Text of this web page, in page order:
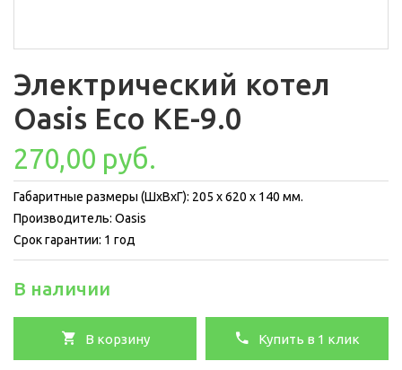
Электрический котел
Oasis Eco KE-9.0
270,00 руб.
Габаритные размеры (ШхВхГ): 205 x 620 x 140 мм.
Производитель: Oasis
Срок гарантии: 1 год
В наличии
В корзину Купить в 1 клик